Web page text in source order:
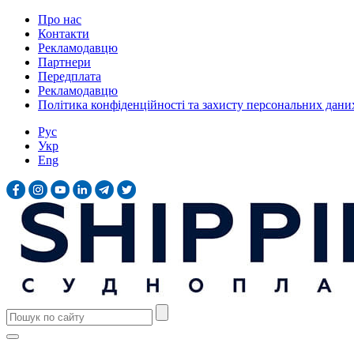
Про нас
Контакти
Рекламодавцю
Партнери
Передплата
Рекламодавцю
Політика конфіденційності та захисту персональних
Рус
Укр
Eng